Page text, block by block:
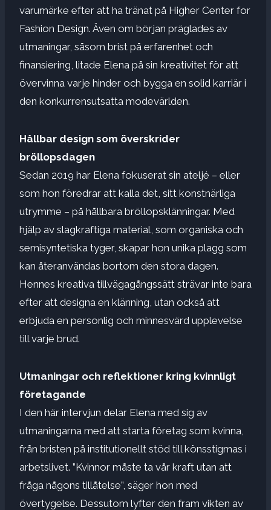
varumärke efter att ha tränat på Higher Center for
Fashion Design. Även om början präglades av
utmaningar, såsom brist på erfarenhet och
finansiering, litade Elena på sin kreativitet för att
övervinna varje hinder och bygga en solid karriär i
den konkurrensutsatta modevärlden.
Hållbar design som överskrider
bröllopsdagen
Sedan 2019 har Elena fokuserat sin ateljé – eller
som hon föredrar att kalla det, sitt konstnärliga
utrymme – på hållbara bröllopsklänningar. Med
hjälp av slagkraftiga material, som organiska och
semisyntetiska tyger, skapar hon unika plagg som
kan återanvändas bortom den stora dagen.
Hennes kreativa tillvägagångssätt strävar inte bara
efter att designa en klänning, utan också att
erbjuda en personlig och minnesvärd upplevelse
till varje brud.
Utmaningar och reflektioner kring kvinnligt
företagande
I den här intervjun delar Elena med sig av
utmaningarna med att starta företag som kvinna,
från bristen på institutionellt stöd till könsstigmas i
arbetslivet. ”Kvinnor måste ta vår kraft utan att
fråga någons tillåtelse”, säger hon med
övertygelse. Dessutom lyfter den fram vikten av